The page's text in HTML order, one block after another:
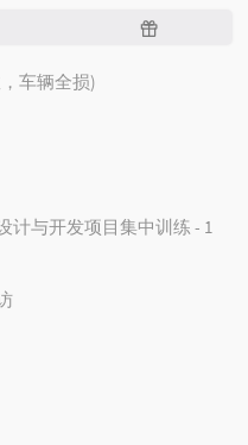
随
车辆全损)
计与开发项目集中训练 - 1